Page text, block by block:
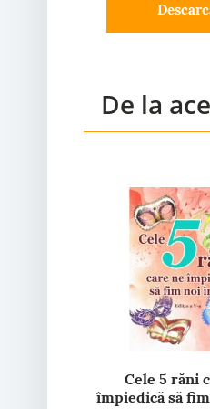
De la
Cele 5 răni
împiedică să